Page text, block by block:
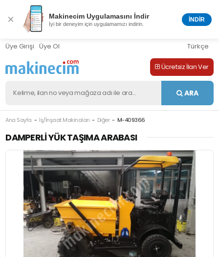
× Makinecim Uygulamasını İndir
İyi bir deneyim için uygulamamızı indirin.
İNDİR
Üye Girişi Üye Ol Türkçe
Ücretsiz İlan Ver
ARA
Ana Sayfa İş/İnşaat Makinaları Diğer M-409366
DAMPERLI YÜK TAŞIMA ARABASI